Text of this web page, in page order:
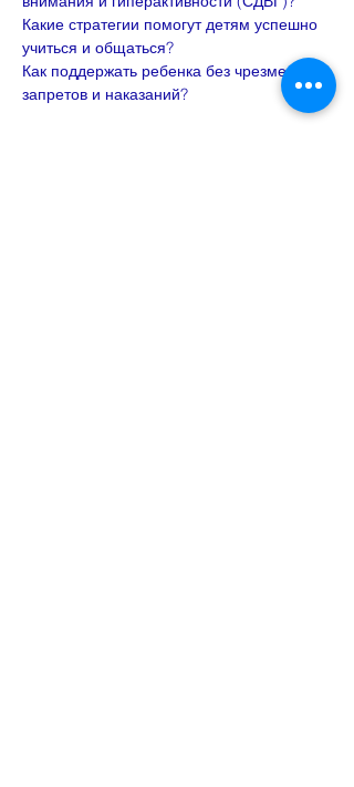
Какие стратегии помогут детям успешно
учиться и общаться?
Как поддержать ребенка без чрезмерных
запретов и наказаний?